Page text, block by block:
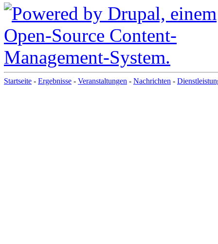
Startseite - Ergebnisse - Veranstaltungen - Nachrichten -